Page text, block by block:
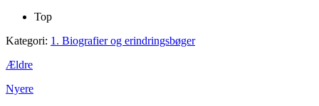
Top
Kategori: 1. Biografier og erindringsbøger
Ældre
Nyere